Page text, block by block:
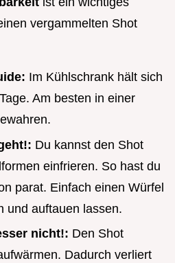
vergammelten Shot
Im Kühlschrank hält sich
Am besten in einer
Du kannst den Shot
einfrieren. So hast du
parat. Einfach einen Würfel
und auftauen lassen.
nicht!: Den Shot
Dadurch verliert